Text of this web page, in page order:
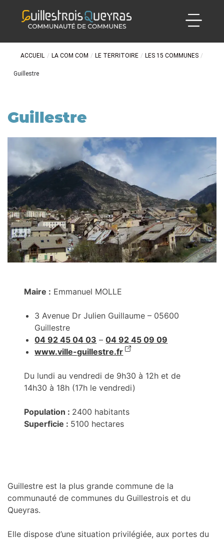
ACCUEIL / LA COM COM / LE TERRITOIRE / LES 15 COMMUNES /
Guillestre
Guillestre
Maire : Emmanuel MOLLE
3 Avenue Dr Julien Guillaume – 05600
Guillestre
04 92 45 04 03 –04 92 45 09 09
www.ville-guillestre.fr
Du lundi au vendredi de 9h30 à 12h et de
14h30 à 18h (17h le vendredi)
Population : 2400 habitants
Superficie : 5100 hectares
Guillestre est la plus grande commune de la
communauté de communes du Guillestrois et du
Queyras.
Elle dispose d’une situation privilégiée, aux portes du